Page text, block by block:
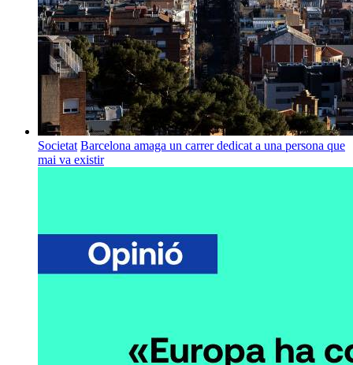
Societat Barcelona amaga un carrer dedicat a una persona que
mai va existir